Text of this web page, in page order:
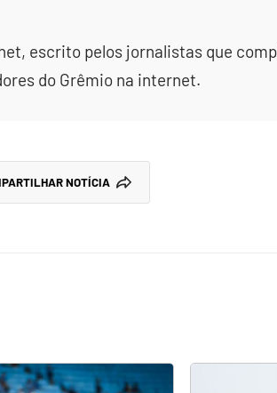
escrito pelos jornalistas que
do Grêmio na internet.
NOTÍCIA